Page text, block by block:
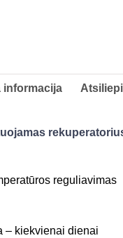
informacija
reguliavimas
– kiekvienai dienai